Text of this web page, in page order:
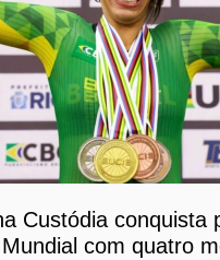
Custódia conquista
com quatro